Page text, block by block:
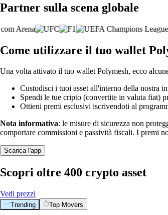
Partner sulla scena globale
Come utilizzare il tuo wallet
Una volta attivato il tuo wallet Polymesh, ecco
Custodisci i tuoi asset all'interno della nostra
Spendi le tue cripto (convertite in valuta fiat)
Ottieni premi esclusivi iscrivendoti al
Nota informativa: le misure di sicurezza non
comportare commissioni e passività fiscali. I premi
Scarica l'app
Scopri oltre 400 crypto asset
Vedi prezzi
Trending Top Movers